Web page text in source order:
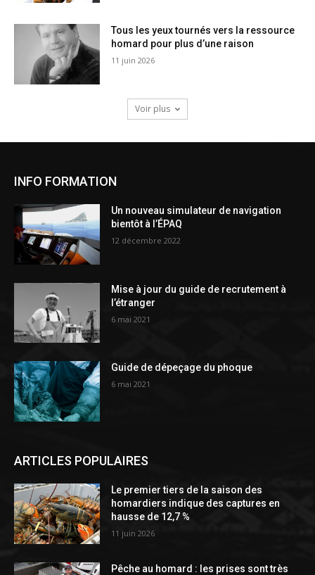
Tous les yeux tournés vers la ressource
homard pour plus d’une raison
11 juin 2026
Voir plus
INFO FORMATION
Un nouveau simulateur de navigation
bientôt à l’ÉPAQ
12 décembre 2022
Mise à jour du guide de recrutement à
l’étranger
6 mai 2021
Guide de dépeçage du phoque
6 mai 2021
ARTICLES POPULAIRES
Le premier tiers de la saison des
homardiers indique des captures en
hausse de 12,7 %
11 juin 2026
Pêche au homard : les prises sont très